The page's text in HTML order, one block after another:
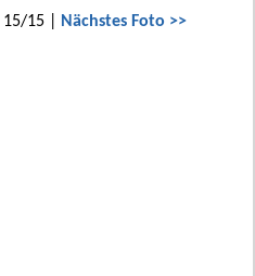
15/15 | Nächstes Foto >>